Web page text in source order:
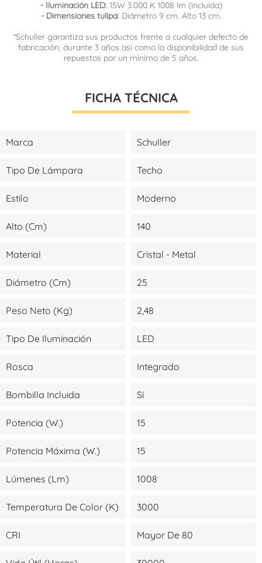
- Iluminación LED: 15W 3.000 K 1008 lm (incluida)
- Dimensiones tulipa: Diámetro 9 cm. Alto 13 cm.
*Schuller garantiza sus productos frente a cualquier defecto de
fabricación, durante 3 años así como la disponibilidad de sus
repuestos por un mínimo de 5 años.
FICHA TÉCNICA
Marca Schuller
Tipo De Lámpara Techo
Estilo Moderno
Alto (cm) 140
Material Cristal - Metal
Diámetro (cm) 25
Peso Neto (kg) 2,48
Tipo De Iluminación LED
Rosca Integrado
Bombilla Incluida Sí
Potencia (W.) 15
Potencia Máxima (W.) 15
Lúmenes (lm) 1008
Temperatura De Color (K) 3000
CRI Mayor De 80